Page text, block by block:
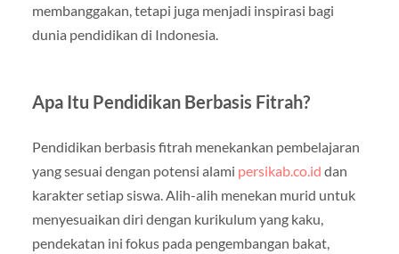
membanggakan, tetapi juga menjadi inspirasi bagi
dunia pendidikan di Indonesia.
Apa Itu Pendidikan Berbasis Fitrah?
Pendidikan berbasis fitrah menekankan pembelajaran
yang sesuai dengan potensi alami persikab.co.id dan
karakter setiap siswa. Alih-alih menekan murid untuk
menyesuaikan diri dengan kurikulum yang kaku,
pendekatan ini fokus pada pengembangan bakat,